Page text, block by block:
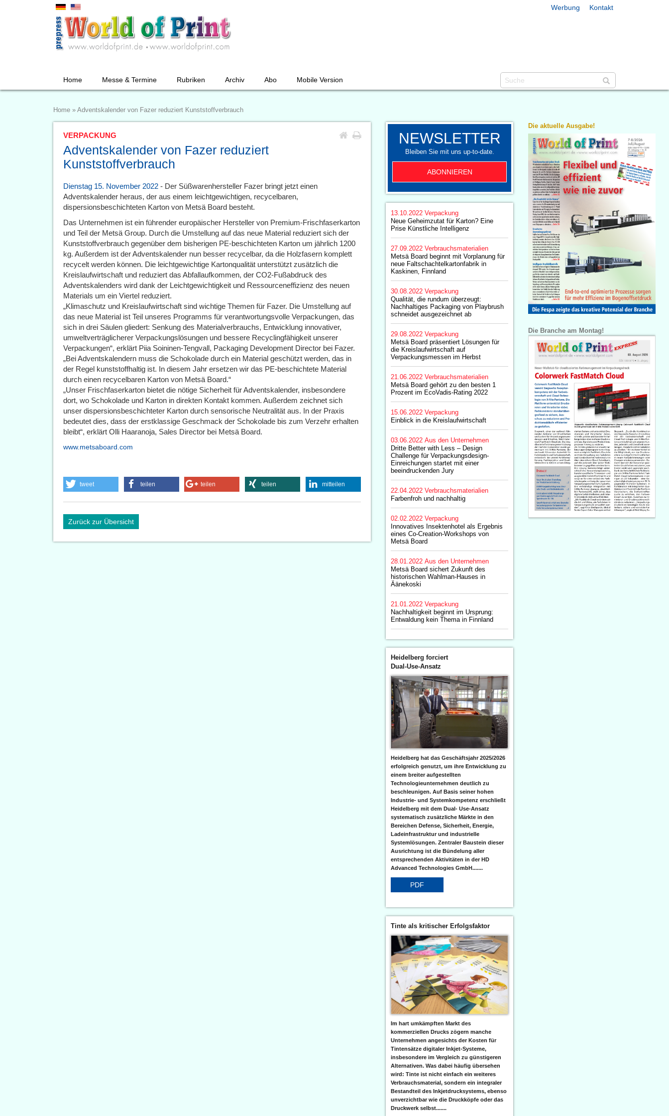
Werbung Kontakt
Home Messe & Termine Rubriken Archiv Abo Mobile Version
Home » Adventskalender von Fazer reduziert Kunststoffverbrauch
VERPACKUNG
Adventskalender von Fazer reduziert
Kunststoffverbrauch
Dienstag 15. November 2022 - Der Süßwarenhersteller Fazer bringt jetzt einen
Adventskalender heraus, der aus einem leichtgewichtigen, recycelbaren,
dispersionsbeschichteten Karton von Metsä Board besteht.
Das Unternehmen ist ein führender europäischer Hersteller von Premium-Frischfaserkarton
und Teil der Metsä Group. Durch die Umstellung auf das neue Material reduziert sich der
Kunststoffverbrauch gegenüber dem bisherigen PE-beschichteten Karton um jährlich 1200
kg. Außerdem ist der Adventskalender nun besser recycelbar, da die Holzfasern komplett
recycelt werden können. Die leichtgewichtige Kartonqualität unterstützt zusätzlich die
Kreislaufwirtschaft und reduziert das Abfallaufkommen, der CO2-Fußabdruck des
Adventskalenders wird dank der Leichtgewichtigkeit und Ressourceneffizienz des neuen
Materials um ein Viertel reduziert.
„Klimaschutz und Kreislaufwirtschaft sind wichtige Themen für Fazer. Die Umstellung auf
das neue Material ist Teil unseres Programms für verantwortungsvolle Verpackungen, das
sich in drei Säulen gliedert: Senkung des Materialverbrauchs, Entwicklung innovativer,
umweltverträglicherer Verpackungslösungen und bessere Recyclingfähigkeit unserer
Verpackungen“, erklärt Piia Soininen-Tengvall, Packaging Development Director bei Fazer.
„Bei Adventskalendern muss die Schokolade durch ein Material geschützt werden, das in
der Regel kunststoffhaltig ist. In diesem Jahr ersetzen wir das PE-beschichtete Material
durch einen recycelbaren Karton von Metsä Board.“
„Unser Frischfaserkarton bietet die nötige Sicherheit für Adventskalender, insbesondere
dort, wo Schokolade und Karton in direkten Kontakt kommen. Außerdem zeichnet sich
unser dispersionsbeschichteter Karton durch sensorische Neutralität aus. In der Praxis
bedeutet dies, dass der erstklassige Geschmack der Schokolade bis zum Verzehr erhalten
bleibt“, erklärt Olli Haaranoja, Sales Director bei Metsä Board.
www.metsaboard.com
tweet teilen teilen teilen mitteilen
Zurück zur Übersicht
NEWSLETTER
Bleiben Sie mit uns up-to-date.
ABONNIEREN
13.10.2022 Verpackung
Neue Geheimzutat für Karton? Eine
Prise Künstliche Intelligenz
27.09.2022 Verbrauchsmaterialien
Metsä Board beginnt mit Vorplanung für
neue Faltschachtelkartonfabrik in
Kaskinen, Finnland
30.08.2022 Verpackung
Qualität, die rundum überzeugt:
Nachhaltiges Packaging von Playbrush
schneidet ausgezeichnet ab
29.08.2022 Verpackung
Metsä Board präsentiert Lösungen für
die Kreislaufwirtschaft auf
Verpackungsmessen im Herbst
21.06.2022 Verbrauchsmaterialien
Metsä Board gehört zu den besten 1
Prozent im EcoVadis-Rating 2022
15.06.2022 Verpackung
Einblick in die Kreislaufwirtschaft
03.06.2022 Aus den Unternehmen
Dritte Better with Less – Design
Challenge für Verpackungsdesign-
Einreichungen startet mit einer
beeindruckenden Jury
22.04.2022 Verbrauchsmaterialien
Farbenfroh und nachhaltig
02.02.2022 Verpackung
Innovatives Insektenhotel als Ergebnis
eines Co-Creation-Workshops von
Metsä Board
28.01.2022 Aus den Unternehmen
Metsä Board sichert Zukunft des
historischen Wahlman-Hauses in
Äänekoski
21.01.2022 Verpackung
Nachhaltigkeit beginnt im Ursprung:
Entwaldung kein Thema in Finnland
Heidelberg forciert
Dual-Use-Ansatz
Heidelberg hat das Geschäftsjahr 2025/2026
erfolgreich genutzt, um ihre Entwicklung zu
einem breiter aufgestellten
Technologieunternehmen deutlich zu
beschleunigen. Auf Basis seiner hohen
Industrie- und Systemkompetenz erschließt
Heidelberg mit dem Dual- Use-Ansatz
systematisch zusätzliche Märkte in den
Bereichen Defense, Sicherheit, Energie,
Ladeinfrastruktur und industrielle
Systemlösungen. Zentraler Baustein dieser
Ausrichtung ist die Bündelung aller
entsprechenden Aktivitäten in der HD
Advanced Technologies GmbH.......
PDF
Tinte als kritischer Erfolgsfaktor
Im hart umkämpften Markt des
kommerziellen Drucks zögern manche
Unternehmen angesichts der Kosten für
Tintensätze digitaler Inkjet-Systeme,
insbesondere im Vergleich zu günstigeren
Alternativen. Was dabei häufig übersehen
wird: Tinte ist nicht einfach ein weiteres
Verbrauchsmaterial, sondern ein integraler
Bestandteil des Inkjetdrucksystems, ebenso
unverzichtbar wie die Druckköpfe oder das
Druckwerk selbst.......
Die aktuelle Ausgabe!
Die Branche am Montag!